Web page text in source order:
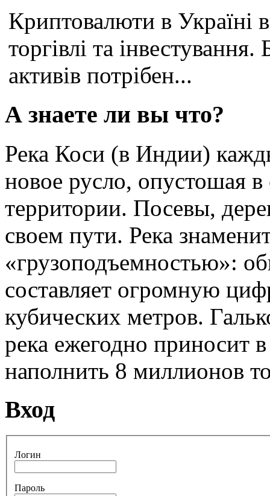
Криптовалюти в Україні
торгівлі та
активів потрібен...
А знаете ли вы что?
Река Коси (в Индии)
новое русло, опустошая
территории. Посевы,
своем пути. Река
«грузоподъемностью»:
составляет огромную
кубических метров.
река ежегодно приносит
наполнить 8 миллионов
Вход
Логин
Пароль